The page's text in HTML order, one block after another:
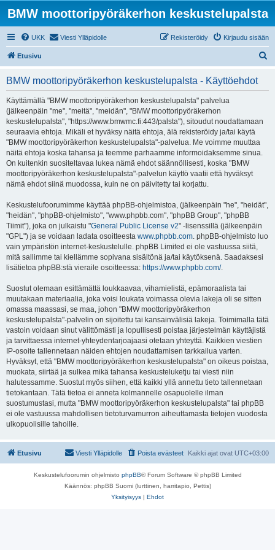
BMW moottoripyöräkerhon keskustelupalsta
UKK Viesti Ylläpidolle Kirjaudu sisään
Rekisteröidy
Etusivu
BMW moottoripyöräkerhon keskustelupalsta - Käyttöehdot
Käyttämällä "BMW moottoripyöräkerhon keskustelupalsta" palvelua
(jälkeenpäin "me", "meitä", "meidän", "BMW moottoripyöräkerhon
keskustelupalsta", "https://www.bmwmc.fi:443/palsta"), sitoudut noudattamaan
seuraavia ehtoja. Mikäli et hyväksy näitä ehtoja, älä rekisteröidy ja/tai käytä
"BMW moottoripyöräkerhon keskustelupalsta"-palvelua. Me voimme muuttaa
näitä ehtoja koska tahansa ja teemme parhaamme informoidaksemme sinua.
On kuitenkin suositeltavaa lukea nämä ehdot säännöllisesti, koska "BMW
moottoripyöräkerhon keskustelupalsta"-palvelun käyttö vaatii että hyväksyt
nämä ehdot siinä muodossa, kuin ne on päivitetty tai korjattu.
Keskustelufoorumimme käyttää phpBB-ohjelmistoa, (jälkeenpäin "he", "heidät",
"heidän", "phpBB-ohjelmisto", "www.phpbb.com", "phpBB Group", "phpBB
Tiimit"), joka on julkaistu "General Public License v2" -lisenssillä (jälkeenpäin
"GPL") ja se voidaan ladata osoitteesta www.phpbb.com. phpBB-ohjelmisto luo
vain ympäristön internet-keskustelulle. phpBB Limited ei ole vastuussa siitä,
mitä sallimme tai kiellämme sopivana sisältönä ja/tai käytöksenä. Saadaksesi
lisätietoa phpBB:stä vieraile osoitteessa: https://www.phpbb.com/.
Suostut olemaan esittämättä loukkaavaa, vihamielistä, epämoraalista tai
muutakaan materiaalia, joka voisi loukata voimassa olevia lakeja oli se sitten
omassa maassasi, se maa, johon "BMW moottoripyöräkerhon
keskustelupalsta"-palvelin on sijoitettu tai kansainvälisiä lakeja. Toimimalla tätä
vastoin voidaan sinut välittömästi ja lopullisesti poistaa järjestelmän käyttäjistä
ja tarvittaessa internet-yhteydentarjoajaasi otetaan yhteyttä. Kaikkien viestien
IP-osoite tallennetaan näiden ehtojen noudattamisen tarkkailua varten.
Hyväksyt, että "BMW moottoripyöräkerhon keskustelupalsta" on oikeus poistaa,
muokata, siirtää ja sulkea mikä tahansa keskusteluketju tai viesti niin
halutessamme. Suostut myös siihen, että kaikki yllä annettu tieto tallennetaan
tietokantaan. Tätä tietoa ei anneta kolmannelle osapuolelle ilman
suostumustasi, mutta "BMW moottoripyöräkerhon keskustelupalsta" tai phpBB
ei ole vastuussa mahdollisen tietoturvamurron aiheuttamasta tietojen vuodosta
ulkopuolisille tahoille.
Etusivu Kaikki ajat ovat UTC+03:00
Poista evästeet
Viesti Ylläpidolle
Keskustelufoorumin ohjelmisto phpBB® Forum Software © phpBB Limited
Käännös: phpBB Suomi (lurttinen, harritapio, Pettis)
Yksityisyys | Ehdot